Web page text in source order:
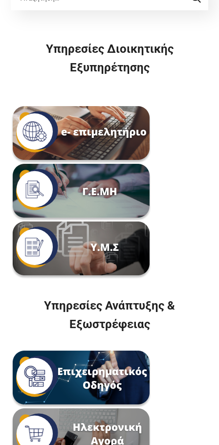
Υπηρεσίες Διοικητικής
Εξυπηρέτησης
Υπηρεσίες Ανάπτυξης &
Εξωστρέφειας